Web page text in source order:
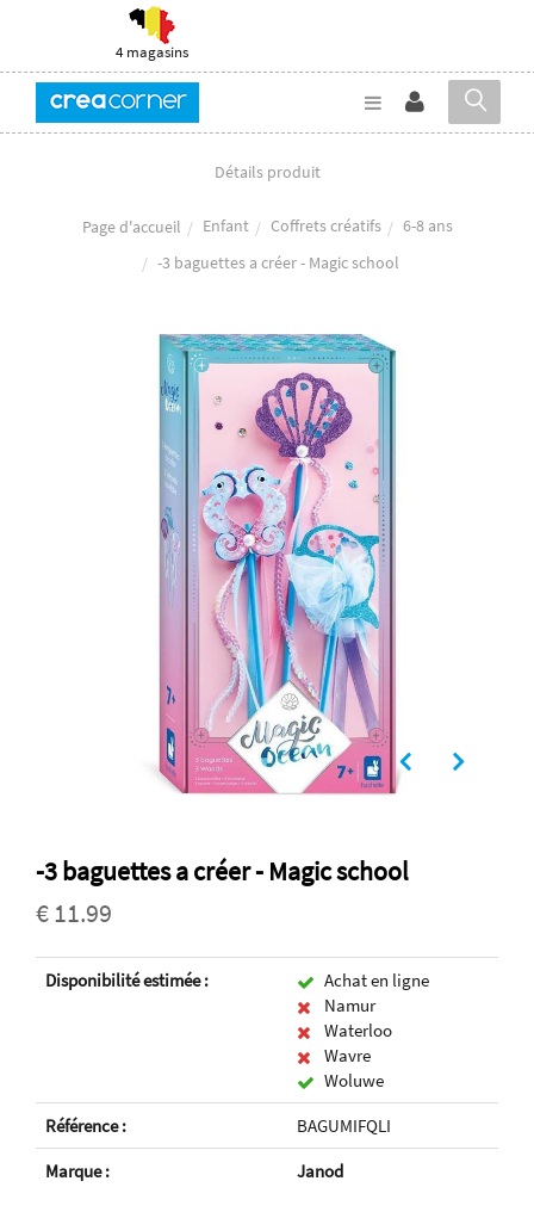
4 magasins
Détails produit
Page d'accueil Enfant Coffrets créatifs
6-8 ans
-3 baguettes a créer - Magic school
-3 baguettes a créer - Magic school
€ 11.99
Disponibilité estimée :
Achat en ligne
Namur
Waterloo
Wavre
Woluwe
Référence :
BAGUMIFQLI
Marque :
Janod